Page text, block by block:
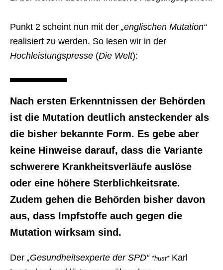
Punkt 2 scheint nun mit der „englischen Mutation“
realisiert zu werden. So lesen wir in der
Hochleistungspresse (Die Welt):
Nach ersten Erkenntnissen der Behörden
ist die Mutation deutlich ansteckender als
die bisher bekannte Form. Es gebe aber
keine Hinweise darauf, dass die Variante
schwerere Krankheitsverläufe auslöse
oder eine höhere Sterblichkeitsrate.
Zudem gehen die Behörden bisher davon
aus, dass Impfstoffe auch gegen die
Mutation wirksam sind.
Der „Gesundheitsexperte der SPD“ *hust*Karl